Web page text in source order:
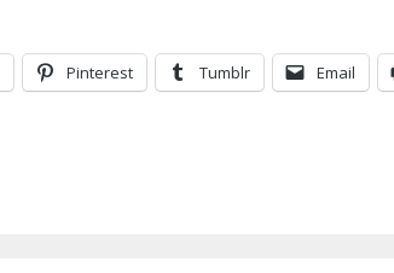
Pinterest Tumblr Email